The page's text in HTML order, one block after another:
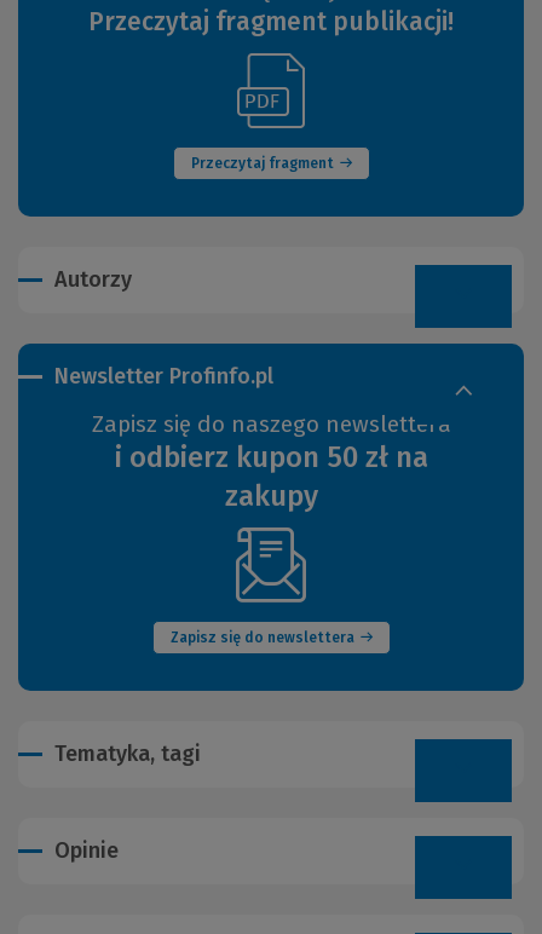
Przeczytaj fragment publikacji!
Przeczytaj fragment
(Nowe
okno)
innej
strony)
Autorzy
Newsletter Profinfo.pl
Zapisz się do naszego newslettera
i odbierz kupon 50 zł na
zakupy
Zapisz się do newslettera
(Nowe
okno)
Tematyka, tagi
Opinie